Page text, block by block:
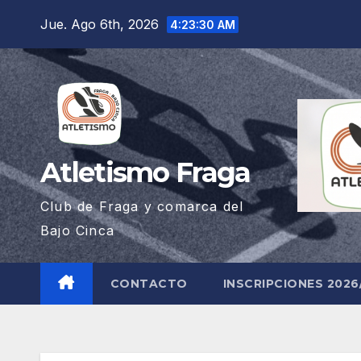
contenido
Jue. Ago 6th, 2026 4:23:31 AM
Atletismo Fraga
Club de Fraga y comarca del
Bajo Cinca
CONTACTO INSCRIPCIONES